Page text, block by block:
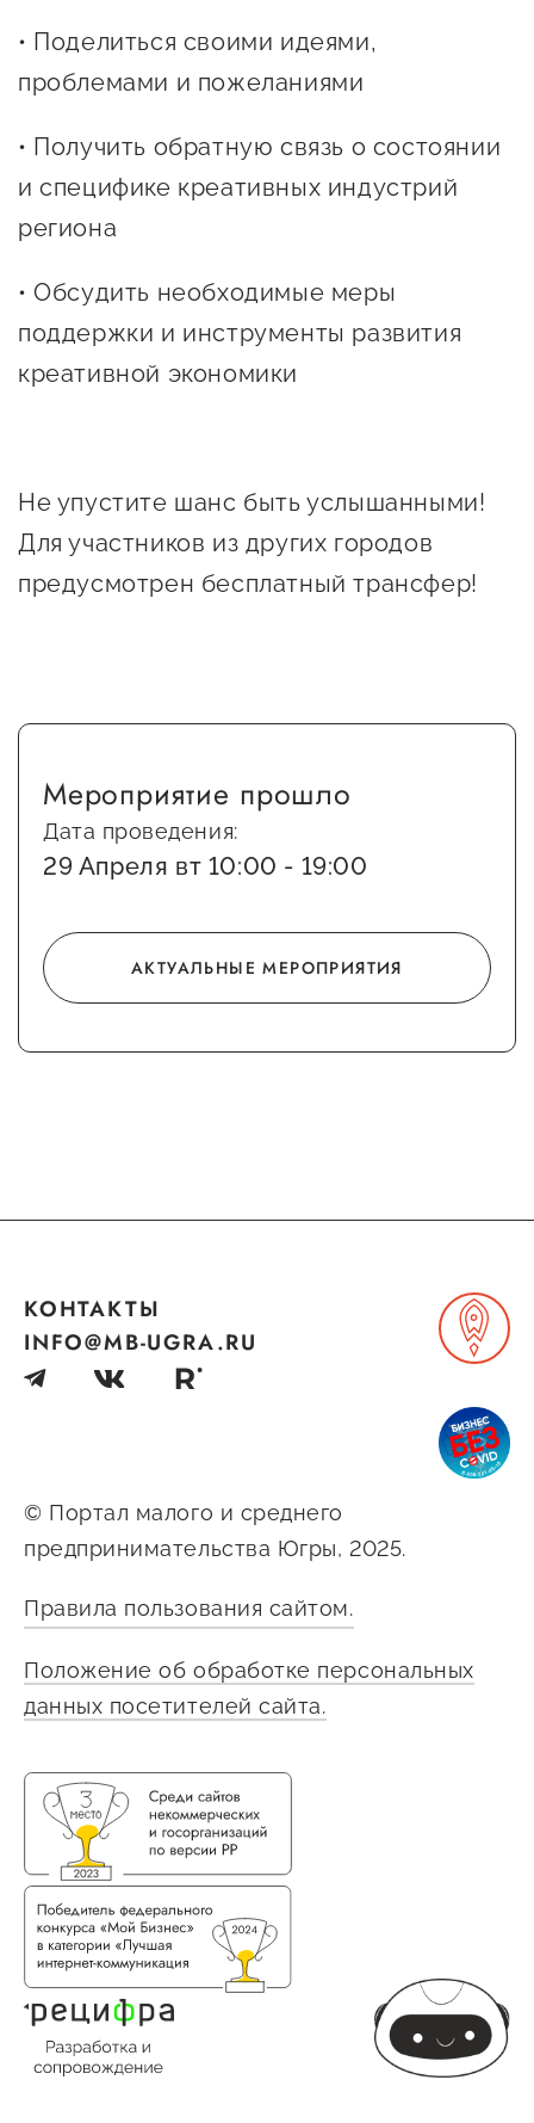
О центре
Поддержка центра
Истории успеха
Центр образовательных
программ и молодежного
О центре
предпринимателей
Проекты
Поддержка центра
Центр инноваций
социальной сферы
О центре
Проекты
Оказание услуг в
социальной сфере
Центр финансовой
поддержки
О центре
Истории успеха
предпринимательства
О центре
Обучающие
производства
Нормативные
документы
Организации,
предоставляющие поддержку
Каталог маркетплейсов
Каталог креативной
Новости УФНС
Каталог грантов
Конкурсы для
АвтоУСН
Сервисы для бизнеса
О фонде
Органы управления и надзора
Документы
Контакты
Вакансии
• Поделиться своими идеями,
проблемами и пожеланиями
• Получить обратную связь о состоянии
и специфике креативных индустрий
региона
• Обсудить необходимые меры
поддержки и инструменты развития
креативной экономики
Не упустите шанс быть услышанными!
Для участников из других городов
предусмотрен бесплатный трансфер!
Мероприятие прошло
Дата проведения:
29 Апреля вт 10:00 - 19:00
АКТУАЛЬНЫЕ МЕРОПРИЯТИЯ
© Портал малого и среднего
предпринимательства Югры, 2025.
Правила пользования сайтом.
Положение об обработке персональных
данных посетителей сайта.
КОНТАКТЫ
INFO@MB-UGRA.RU